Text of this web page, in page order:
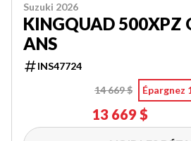
Suzuki 2026
KINGQUAD 500XPZ
ANS
INS47724
14 669 $
Épargnez
13 669 $